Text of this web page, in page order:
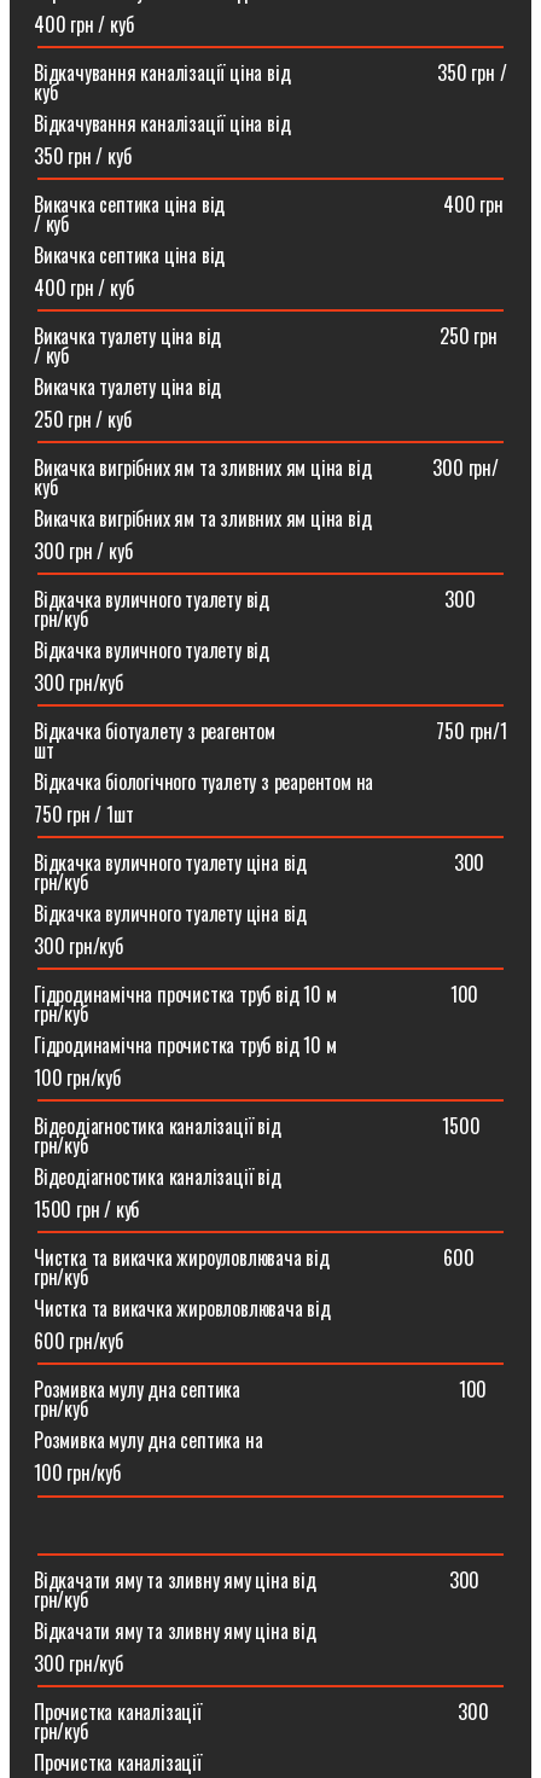
400 грн / куб
Відкачування каналізації ціна від ⠀⠀⠀⠀⠀⠀⠀⠀⠀⠀350 грн /
куб
Відкачування каналізації ціна від
350 грн / куб
Викачка септика ціна від ⠀⠀⠀⠀⠀⠀⠀⠀⠀⠀⠀⠀⠀⠀⠀400 грн
/ куб
Викачка септика ціна від
400 грн / куб
Викачка туалету ціна від ⠀⠀⠀⠀⠀⠀⠀⠀⠀⠀⠀⠀⠀⠀⠀250 грн
/ куб⠀
Викачка туалету ціна від
250 грн / куб
Викачка вигрібних ям та зливних ям ціна від ⠀⠀⠀⠀300 грн/
куб
Викачка вигрібних ям та зливних ям ціна від
300 грн / куб
Відкачка вуличного туалету від ⠀⠀⠀⠀⠀⠀⠀⠀⠀⠀⠀⠀300
грн/куб
Відкачка вуличного туалету від
300 грн/куб
Відкачка біотуалету з реагентом ⠀⠀⠀⠀⠀⠀⠀⠀⠀⠀⠀750 грн/1
шт
Відкачка біологічного туалету з реарентом на
750 грн / 1шт
Відкачка вуличного туалету ціна від ⠀⠀⠀⠀⠀⠀⠀⠀⠀⠀300
грн/куб
Відкачка вуличного туалету ціна від
300 грн/куб
Гідродинамічна прочистка труб від 10 м⠀⠀⠀⠀⠀⠀⠀⠀100
грн/куб
Гідродинамічна прочистка труб від 10 м
100 грн/куб
Відеодіагностика каналізації від ⠀⠀⠀⠀⠀⠀⠀⠀⠀⠀⠀1500
грн/куб
Відеодіагностика каналізації від
1500 грн / куб
Чистка та викачка жироуловлювача від⠀⠀⠀⠀⠀⠀⠀⠀600
грн/куб
Чистка та викачка жировловлювача від
600 грн/куб
Розмивка мулу дна септика ⠀⠀⠀⠀⠀⠀⠀⠀⠀⠀⠀⠀⠀⠀⠀100
грн/куб
Розмивка мулу дна септика на
100 грн/куб
Відкачати яму та зливну яму ціна від ⠀⠀⠀⠀⠀⠀⠀⠀⠀300
грн/куб
Відкачати яму та зливну яму ціна від
300 грн/куб
Прочистка каналізації⠀⠀⠀⠀⠀⠀⠀⠀⠀⠀⠀⠀⠀⠀⠀⠀⠀⠀300
грн/куб
Прочистка каналізації